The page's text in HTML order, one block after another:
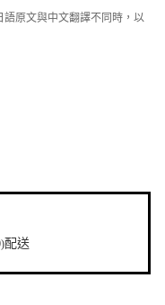
原文與中文翻譯不同時，以
配送